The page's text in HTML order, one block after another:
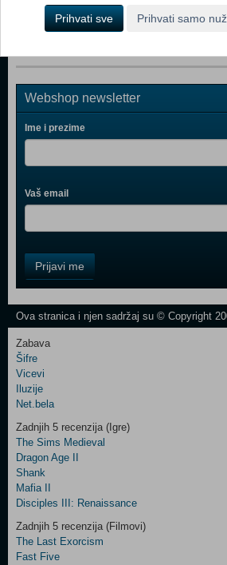
Marvel's Spider-Man Miles Morales
Webshop newsletter
Ime i prezime
Vaš email
Field
One
Control
Two
Newsletter
Control
Field
Three
Prijavi me
Ova stranica i njen sadržaj su © Copyright
Zabava
Šifre
Vicevi
Iluzije
Net.bela
Zadnjih 5 recenzija (Igre)
The Sims Medieval
Dragon Age II
Shank
Mafia II
Disciples III: Renaissance
Zadnjih 5 recenzija (Filmovi)
The Last Exorcism
Fast Five
Prihvati sve Prihvati samo